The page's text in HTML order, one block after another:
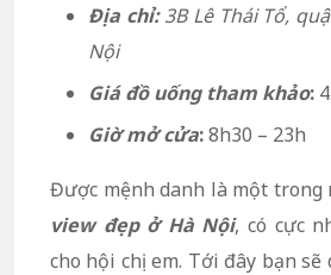
Địa chỉ:3B Lê Thái Tổ,
Nội
Giá đồ uống tham khảo:
Giờ mở cửa:8h30 – 23h
Được mệnh danh là một trong
view đẹp ở Hà Nội, có cực
cho hội chị em. Tới đây bạn